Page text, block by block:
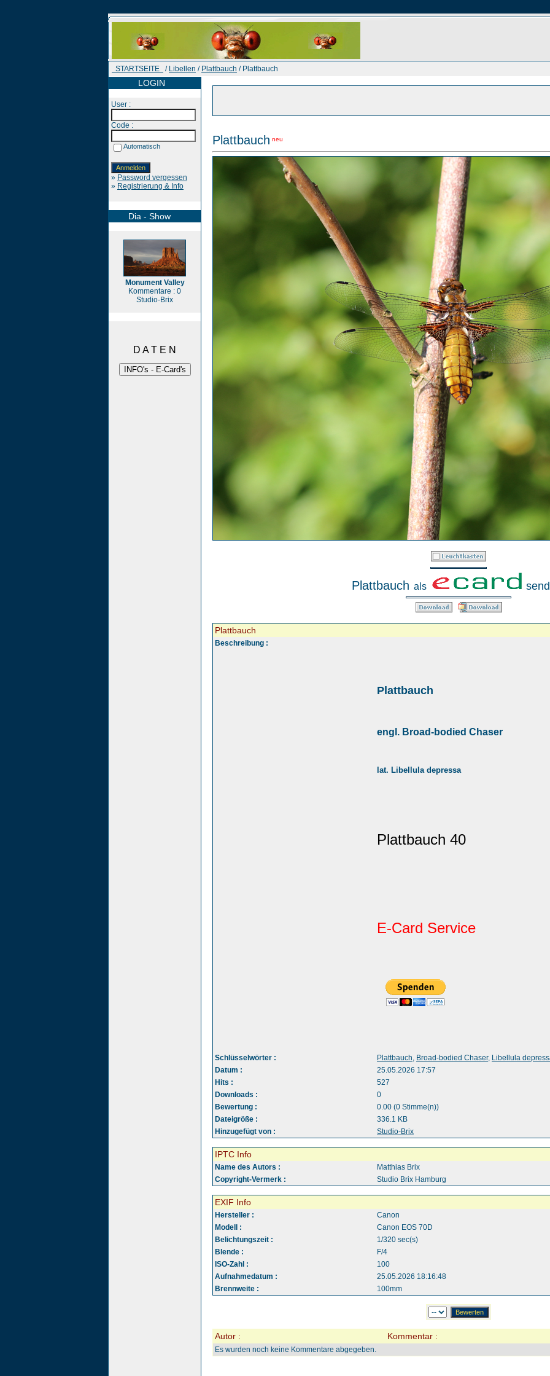
STARTSEITE / Libellen / Plattbauch / Plattbauch
LOGIN
User :
Code :
Automatisch
» Password vergessen
» Registrierung & Info
Dia - Show
Monument Valley
Kommentare : 0
Studio-Brix
D A T E N
Plattbauch neu
Plattbauch als
Plattbauch
Beschreibung :
Plattbauch
engl. Broad-bodied Chaser
lat. Libellula depressa
Plattbauch 40
E-Card Service
Schlüsselwörter : Plattbauch, Broad-bodied Chaser, Libellula
Datum :
25.05.2026 17:57
Hits :
527
Downloads :
0
Bewertung :
0.00 (0 Stimme(n))
Dateigröße :
336.1 KB
Hinzugefügt von :
Studio-Brix
IPTC Info
Name des Autors :
Matthias Brix
Copyright-Vermerk :
Studio Brix Hamburg
EXIF Info
Hersteller :
Canon
Modell :
Canon EOS 70D
Belichtungszeit :
1/320 sec(s)
Blende :
F/4
ISO-Zahl :
100
Aufnahmedatum :
25.05.2026 18:16:48
Brennweite :
100mm
Autor : Kommentar :
Es wurden noch keine Kommentare abgegeben.